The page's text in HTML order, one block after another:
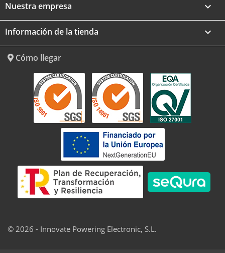
Nuestra empresa 
Información de la tienda keyboard_arrow_down
Cómo llegar
© 2026 - Innovate Powering Electronic, S.L.